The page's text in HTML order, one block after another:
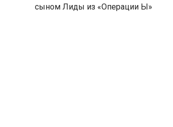
сыном Лиды из «Операции Ы»